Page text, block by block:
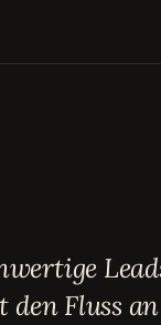
den Fluss